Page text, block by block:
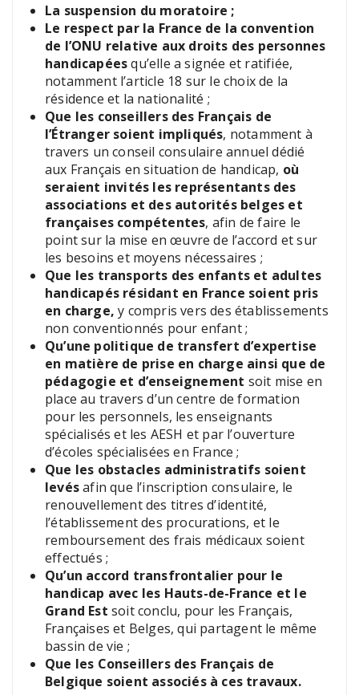
La suspension du moratoire ;
Le respect par la France de la convention
de l’ONU relative aux droits des personnes
handicapéesqu’elle a signée et ratifiée,
notamment l’article 18 sur le choix de la
résidence et la nationalité ;
Que les conseillers des Français de
l’Étranger soient impliqués, notamment à
travers un conseil consulaire annuel dédié
aux Français en situation de handicap, où
seraient invités les représentants des
associations et des autorités belges et
françaises compétentes, afin de faire le
point sur la mise en œuvre de l’accord et sur
les besoins et moyens nécessaires ;
Que les transports des enfants et adultes
handicapés résidant en France soient pris
en charge,y compris vers des établissements
non conventionnés pour enfant ;
Qu’une politique de transfert d’expertise
en matière de prise en charge ainsi que de
pédagogie et d’enseignement soit mise en
place au travers d’un centre de formation
pour les personnels, les enseignants
spécialisés et les AESH et par l’ouverture
d’écoles spécialisées en France ;
Que les obstacles administratifs soient
levésafin que l’inscription consulaire, le
renouvellement des titres d’identité,
l’établissement des procurations, et le
remboursement des frais médicaux soient
effectués ;
Qu’un accord transfrontalier pour le
handicap avec les Hauts-de-France et le
Grand Est soit conclu, pour les Français,
Françaises et Belges, qui partagent le même
bassin de vie ;
Que les Conseillers des Français de
Belgique soient associés à ces travaux.